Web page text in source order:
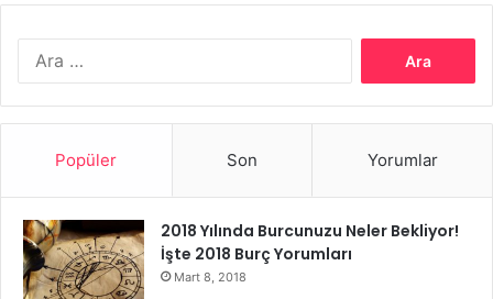
Popüler Son Yorumlar
2018 Yılında Burcunuzu Neler Bekliyor!
İşte 2018 Burç Yorumları
Mart 8, 2018